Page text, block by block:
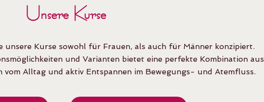
Unsere Kurse
Kurse sowohl für Frauen, als auch für Männer konzipiert.
und Varianten bietet eine perfekte Kombination aus
Alltag und aktiv Entspannen im Bewegungs- und Atemfluss.